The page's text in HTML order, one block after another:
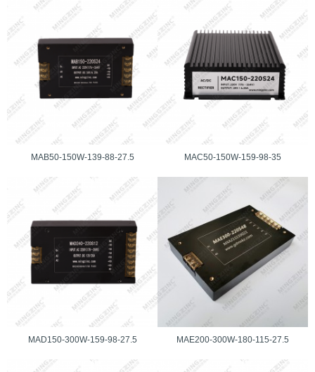
MAB50-150W-139-88-27.5 MAC50-150W-159-98-35
MAD150-300W-159-98-27.5 MAE200-300W-180-115-27.5